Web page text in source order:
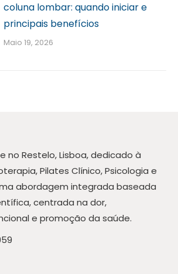
coluna lombar: quando iniciar e
principais benefícios
Maio 19, 2026
no Restelo, Lisboa, dedicado à
Pilates Clínico, Psicologia e
abordagem integrada baseada
centrada na dor,
e promoção da saúde.